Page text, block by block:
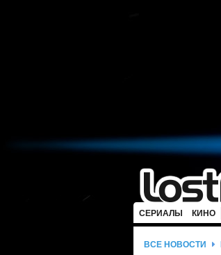
СЕРИАЛЫ КИНО
ВСЕ НОВОСТИ